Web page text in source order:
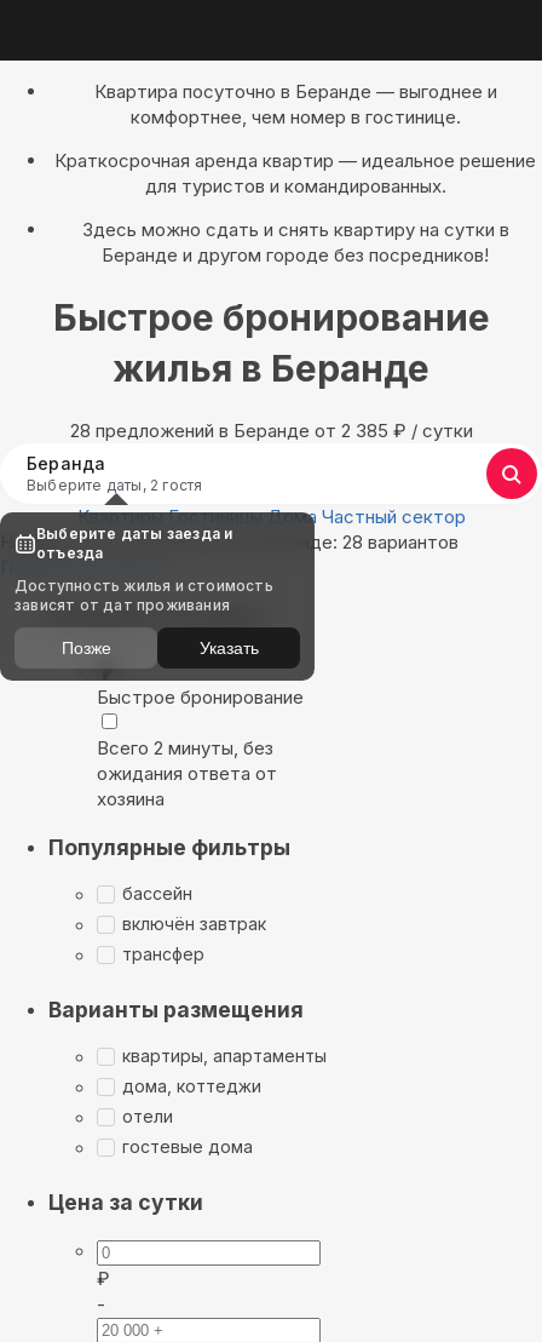
Квартира посуточно в Беранде — выгоднее и
комфортнее, чем номер в гостинице.
Краткосрочная аренда квартир — идеальное решение
для туристов и командированных.
Здесь можно сдать и снять квартиру на сутки в
Беранде и другом городе без посредников!
Быстрое бронирование
жилья в Беранде
28 предложений в Беранде oт 2 385 ₽ / сутки
Беранда
Выберите даты, 2 гостя
Квартиры Гостиницы Дома Частный сектор
Найдём, где остановиться в Беранде: 28 вариантов
Показать на карте
Выбирайте лучшее
Быстрое бронирование
Всего 2 минуты, без
ожидания ответа от
хозяина
Популярные фильтры
бассейн
включён завтрак
трансфер
Варианты размещения
квартиры, апартаменты
дома, коттеджи
отели
гостевые дома
Цена за сутки
₽
-
Выберите даты заезда и
отъезда
Доступность жилья и стоимость
зависят от дат проживания
Позже Указать